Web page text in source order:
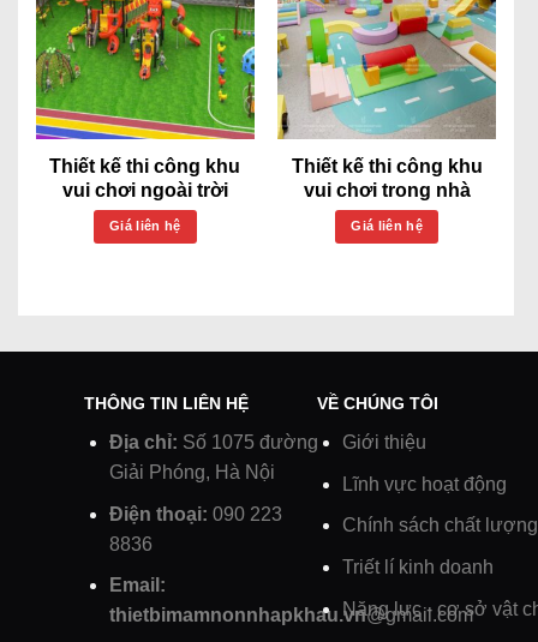
Thiết kế thi công khu
vui chơi ngoài trời
Giá liên hệ
Thiết kế thi công khu
vui chơi trong nhà
Giá liên hệ
THÔNG TIN LIÊN HỆ
Địa chỉ: Số 1075 đường
Giải Phóng, Hà Nội
Điện thoại: 090 223
8836
Email:
thietbimamnonnhapkhau.vn@gmail.com
VỀ CHÚNG TÔI
Giới thiệu
Lĩnh vực hoạt động
Chính sách chất lượng
Triết lí kinh doanh
Năng lực - cơ sở vật